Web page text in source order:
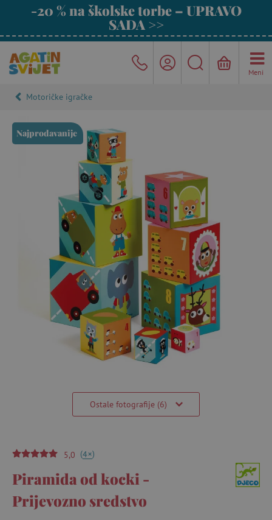
-20 % na školske torbe – UPRAVO
SADA >>
Meni
Motoričke igračke
Najprodavanije
Ostale fotografije (6)
5,0 (4+)
Piramida od kocki -
Prijevozno sredstvo